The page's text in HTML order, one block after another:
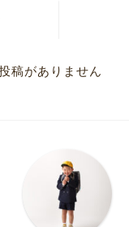
稿がありません